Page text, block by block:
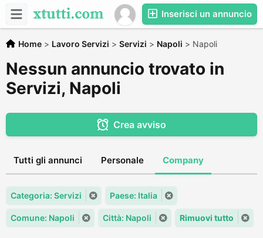
Inserisci un annuncio
Home > Lavoro Servizi > Servizi > Napoli > Napoli
Nessun annuncio trovato in
Servizi, Napoli
Crea avviso
Tutti gli annunci Personale Company
Categoria: Servizi Paese: Italia
Comune: Napoli Città: Napoli Rimuovi tutto